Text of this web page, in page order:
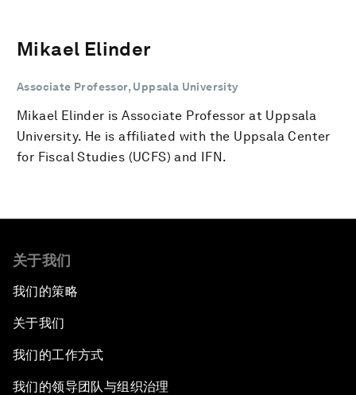
Mikael Elinder
Associate Professor, Uppsala University
Mikael Elinder is Associate Professor at Uppsala
University. He is affiliated with the Uppsala Center
for Fiscal Studies (UCFS) and IFN.
关于我们
我们的策略
关于我们
我们的工作方式
我们的领导团队与组织治理